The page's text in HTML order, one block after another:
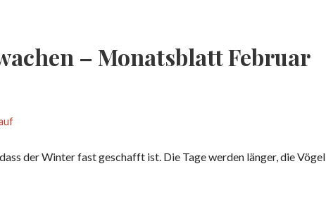
– Monatsblatt Februar
der Winter fast geschafft ist. Die Tage werden länger, die Vögel